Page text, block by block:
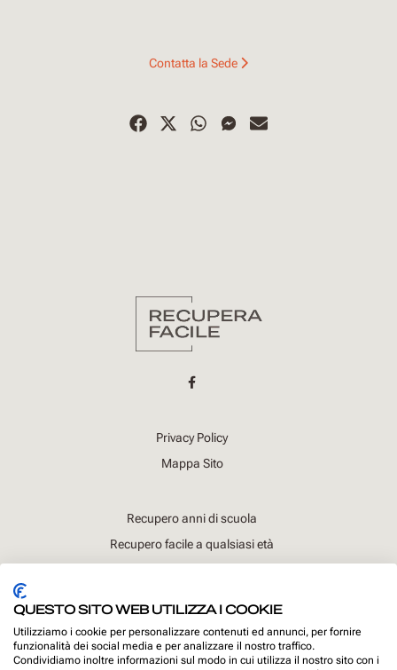
Contatta la Sede
Privacy Policy
Mappa Sito
Recupero anni di scuola
Recupero facile a qualsiasi età
QUESTO SITO WEB UTILIZZA I COOKIE
Utilizziamo i cookie per personalizzare contenuti ed annunci, per fornire
funzionalità dei social media e per analizzare il nostro traffico.
Condividiamo inoltre informazioni sul modo in cui utilizza il nostro sito con i